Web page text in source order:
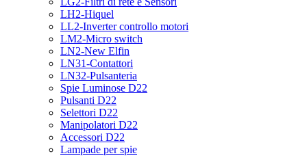
LH2-Hiquel
LL2-Inverter controllo motori
LM2-Micro switch
LN2-New Elfin
LN31-Contattori
LN32-Pulsanteria
Spie Luminose D22
Pulsanti D22
Selettori D22
Manipolatori D22
Accessori D22
Lampade per spie